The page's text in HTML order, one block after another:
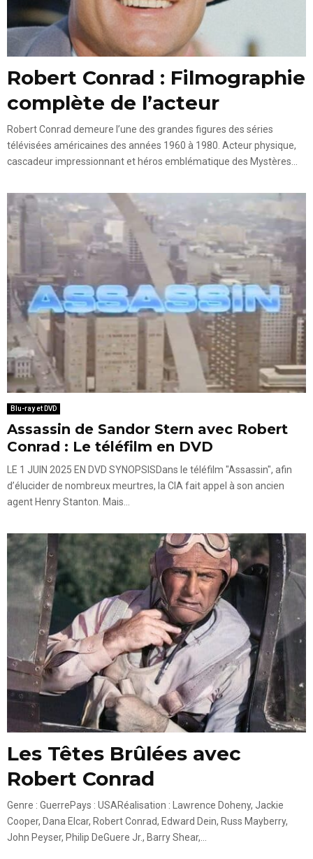
Robert Conrad : Filmographie
complète de l’acteur
Robert Conrad demeure l’une des grandes figures des séries
télévisées américaines des années 1960 à 1980. Acteur physique,
cascadeur impressionnant et héros emblématique des Mystères...
Blu-ray et DVD
Assassin de Sandor Stern avec Robert
Conrad : Le téléfilm en DVD
LE 1 JUIN 2025 EN DVD SYNOPSISDans le téléfilm "Assassin", afin
d’élucider de nombreux meurtres, la CIA fait appel à son ancien
agent Henry Stanton. Mais...
Les Têtes Brûlées avec
Robert Conrad
Genre : GuerrePays : USARéalisation : Lawrence Doheny, Jackie
Cooper, Dana Elcar, Robert Conrad, Edward Dein, Russ Mayberry,
John Peyser, Philip DeGuere Jr., Barry Shear,...